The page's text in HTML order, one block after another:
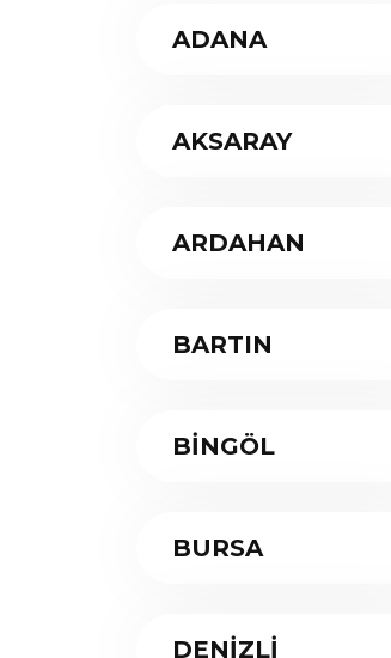
ADANA
AKSARAY
ARDAHAN
BARTIN
BİNGÖL
BURSA
DENİZLİ